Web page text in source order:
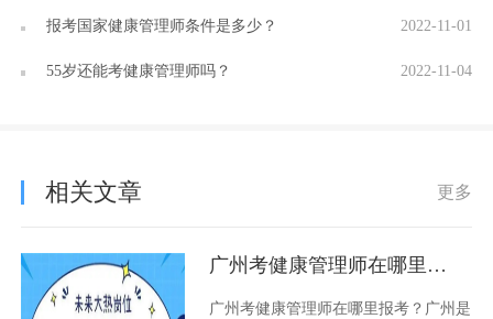
报考国家健康管理师条件是多少？ 2022-11-01
55岁还能考健康管理师吗？ 2022-11-04
相关文章 更多
广州考健康管理师在哪里报考
广州考健康管理师在哪里报考？广州是